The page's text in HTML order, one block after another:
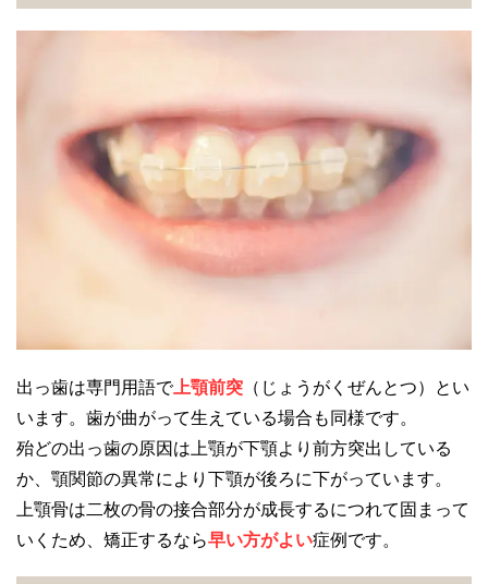
出っ歯は専門用語で上顎前突 （じょうがくぜんとつ）とい
います。歯が曲がって生えている場合も同様です。
殆どの出っ歯の原因は上顎が下顎より前方突出している
か、顎関節の異常により下顎が後ろに下がっています。
上顎骨は二枚の骨の接合部分が成長するにつれて固まって
いくため、矯正するなら早い方がよい症例です。